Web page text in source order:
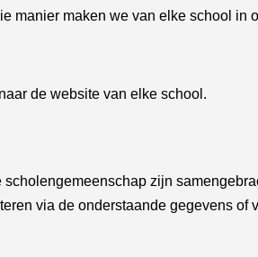
manier maken we van elke school in
de website van elke school.
zijn
via de onderstaande gegevens of